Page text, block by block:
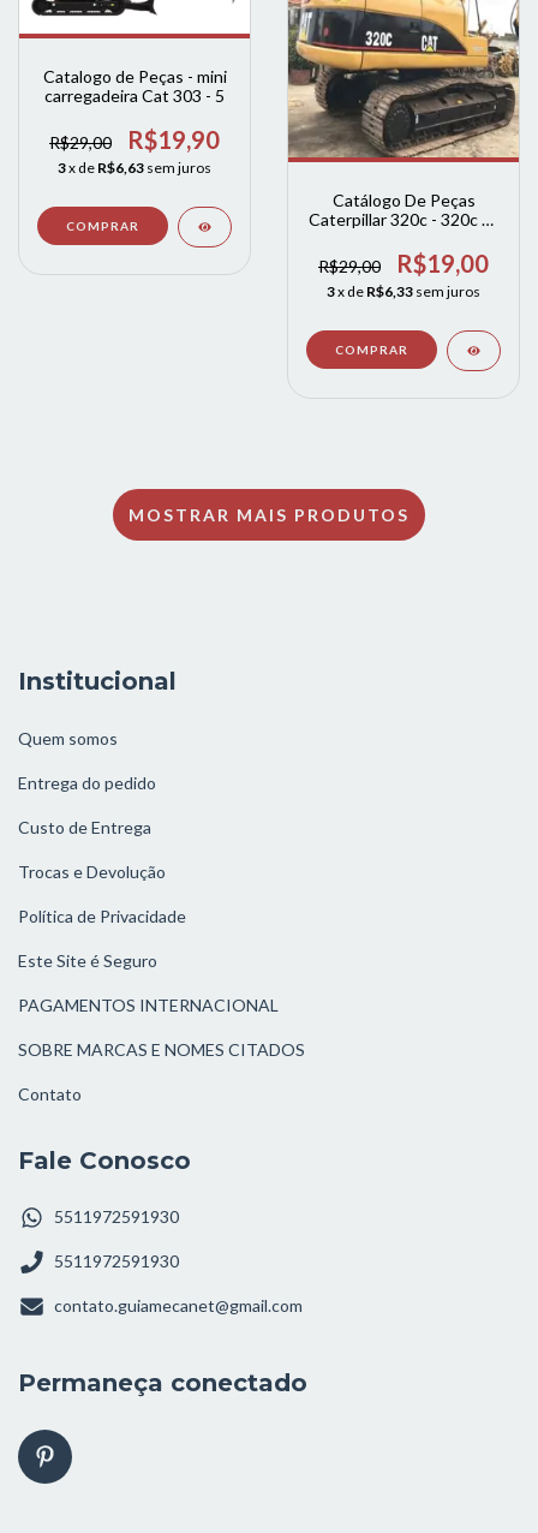
Catalogo de Peças - mini
carregadeira Cat 303 - 5
R$29,00 R$19,90
3x de R$6,63 sem juros
Catálogo De Peças
Caterpillar 320c - 320c L /
R$29,00
R$19,00
3x de R$6,33 sem juros
MOSTRAR MAIS PRODUTOS
Institucional
Quem somos
Entrega do pedido
Custo de Entrega
Trocas e Devolução
Política de Privacidade
Este Site é Seguro
PAGAMENTOS INTERNACIONAL
SOBRE MARCAS E NOMES CITADOS
Contato
Fale Conosco
5511972591930
5511972591930
contato.guiamecanet@gmail.com
Permaneça conectado